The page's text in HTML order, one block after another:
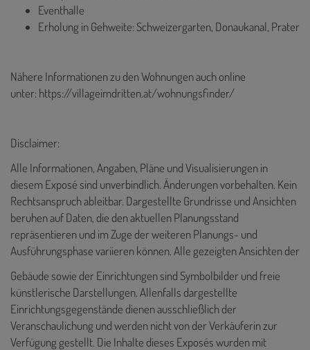
Eventhalle
Erholung in Gehweite: Schweizergarten, Donaukanal, Prater
Nähere Informationen zu den Wohnungen auch online
unter:https://villageimdritten.at/wohnungsfinder/
Disclaimer:
Alle Informationen, Angaben, Pläne und Visualisierungen in
diesem Exposé sind unverbindlich. Änderungen vorbehalten. Kein
Rechtsanspruch ableitbar. Dargestellte Grundrisse und Ansichten
beruhen auf Daten, die den aktuellen Planungsstand
repräsentieren und im Zuge der weiteren Planungs- und
Ausführungsphase variieren können. Alle gezeigten Ansichten der
Gebäude sowie der Einrichtungen sind Symbolbilder und freie
künstlerische Darstellungen. Allenfalls dargestellte
Einrichtungsgegenstände dienen ausschließlich der
Veranschaulichung und werden nicht von der Verkäuferin zur
Verfügung gestellt. Die Inhalte dieses Exposés wurden mit